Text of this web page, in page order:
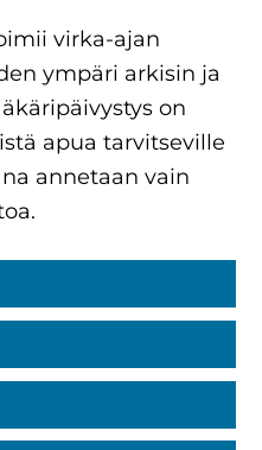
virka-ajan
ympäri arkisin ja
on
apua tarvitseville
annetaan vain